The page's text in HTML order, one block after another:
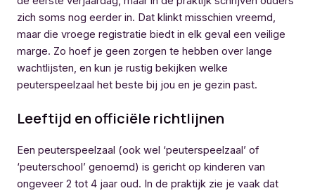
zich soms nog eerder in. Dat klinkt misschien vreemd,
maar die vroege registratie biedt in elk geval een veilige
marge. Zo hoef je geen zorgen te hebben over lange
wachtlijsten, en kun je rustig bekijken welke
peuterspeelzaal het beste bij jou en je gezin past.
Leeftijd en officiële richtlijnen
Een peuterspeelzaal (ook wel ‘peuterspeelzaal’ of
‘peuterschool’ genoemd) is gericht op kinderen van
ongeveer 2 tot 4 jaar oud. In de praktijk zie je vaak dat